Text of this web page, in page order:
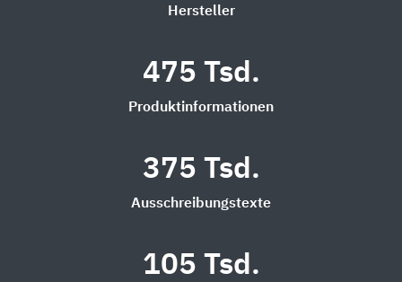
Hersteller
475 Tsd.
Produktinformationen
375 Tsd.
Ausschreibungstexte
105 Tsd.